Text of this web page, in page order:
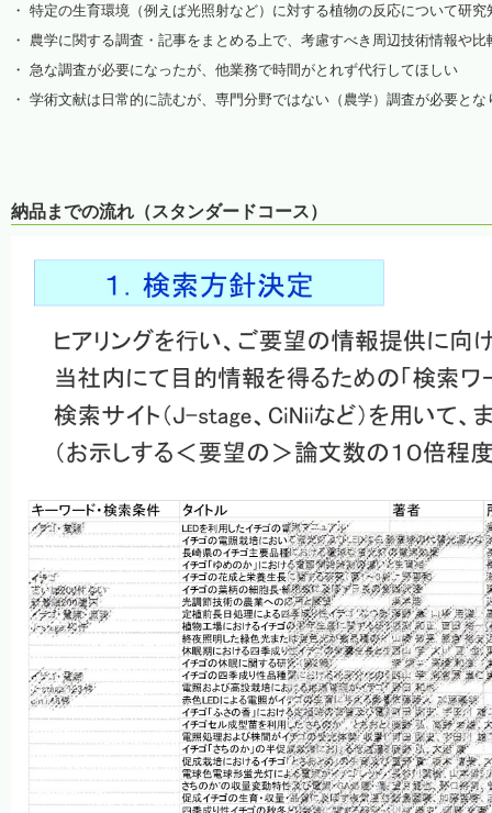
・ 特定の生育環境（例えば光照射など）に対する植物の反応について研
・ 農学に関する調査・記事をまとめる上で、考慮すべき周辺技術情報や
・ 急な調査が必要になったが、他業務で時間がとれず代行してほしい
・ 学術文献は日常的に読むが、専門分野ではない（農学）調査が必要とな
納品までの流れ（スタンダードコース）